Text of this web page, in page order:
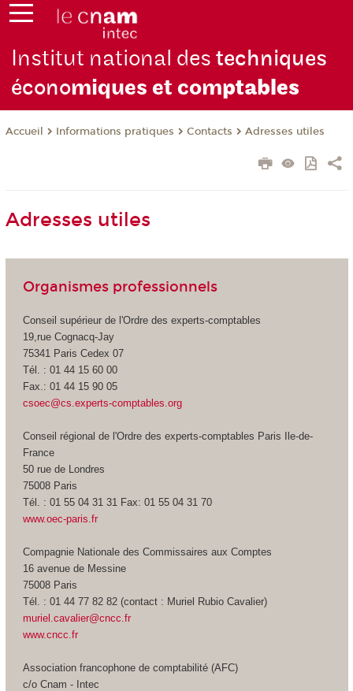
Institut national destechniques
économiques et comptables
Accueil Informations pratiques Contacts Adresses utiles
Adresses utiles
Organismes professionnels
Conseil supérieur de l'Ordre des experts-comptables
19,rue Cognacq-Jay
75341 Paris Cedex 07
Tél. : 01 44 15 60 00
Fax.: 01 44 15 90 05
csoec@cs.experts-comptables.org
Conseil régional de l'Ordre des experts-comptables Paris Ile-de-
France
50 rue de Londres
75008 Paris
Tél. : 01 55 04 31 31 Fax: 01 55 04 31 70
www.oec-paris.fr
Compagnie Nationale des Commissaires aux Comptes
16 avenue de Messine
75008 Paris
Tél. : 01 44 77 82 82 (contact : Muriel Rubio Cavalier)
muriel.cavalier@cncc.fr
www.cncc.fr
Association francophone de comptabilité (AFC)
c/o Cnam - Intec